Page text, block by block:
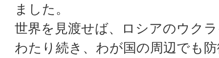
ました。
世界を見渡せば、ロシアのウク
わたり続き、わが国の周辺でも